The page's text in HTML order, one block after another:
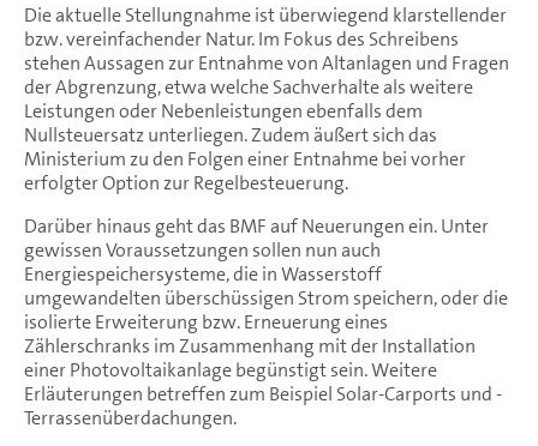
Die aktuelle Stellungnahme ist überwiegend klarstellender
bzw. vereinfachender Natur. Im Fokus des Schreibens
stehen Aussagen zur Entnahme von Altanlagen und Fragen
der Abgrenzung, etwa welche Sachverhalte als weitere
Leistungen oder Nebenleistungen ebenfalls dem
Nullsteuersatz unterliegen. Zudem äußert sich das
Ministerium zu den Folgen einer Entnahme bei vorher
erfolgter Option zur Regelbesteuerung.
Darüber hinaus geht das BMF auf Neuerungen ein. Unter
gewissen Voraussetzungen sollen nun auch
Energiespeichersysteme, die in Wasserstoff
umgewandelten überschüssigen Strom speichern, oder die
isolierte Erweiterung bzw. Erneuerung eines
Zählerschranks im Zusammenhang mit der Installation
einer Photovoltaikanlage begünstigt sein. Weitere
Erläuterungen betreffen zum Beispiel Solar-Carports und -
Terrassenüberdachungen.